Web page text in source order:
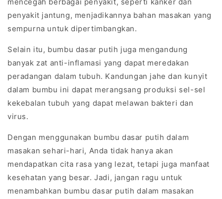
penyakit jantung, menjadikannya bahan masakan yang
sempurna untuk dipertimbangkan.
Selain itu, bumbu dasar putih juga mengandung
banyak zat anti-inflamasi yang dapat meredakan
peradangan dalam tubuh. Kandungan jahe dan kunyit
dalam bumbu ini dapat merangsang produksi sel-sel
kekebalan tubuh yang dapat melawan bakteri dan
virus.
Dengan menggunakan bumbu dasar putih dalam
masakan sehari-hari, Anda tidak hanya akan
mendapatkan cita rasa yang lezat, tetapi juga manfaat
kesehatan yang besar. Jadi, jangan ragu untuk
menambahkan bumbu dasar putih dalam masakan